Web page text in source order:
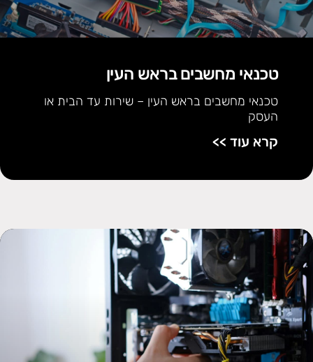
טכנאי מחשבים בראש העין
טכנאי מחשבים בראש העין – שירות עד הבית או
העסק
קרא עוד >>